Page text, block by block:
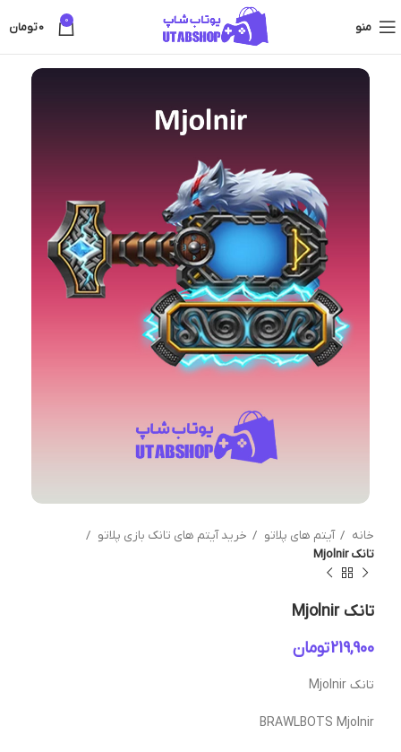
منو 0
0تومان
خانه آیتم های پلاتو
خرید آیتم های تانک بازی پلاتو
تانک Mjolnir
تانک Mjolnir
تومان
تانک Mjolnir
BRAWLBOTS Mjolnir